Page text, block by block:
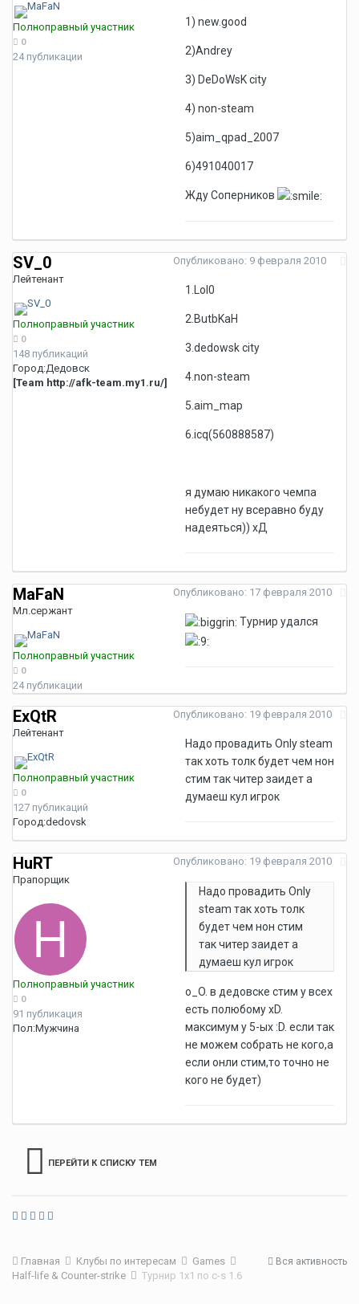
Полноправный участник
0
24 публикации
1) new.good
2)Andrey
3) DeDoWsK city
4) non-steam
5)aim_qpad_2007
6)491040017
Жду Соперников
SV_0
Лейтенант
Полноправный участник
0
148 публикаций
Город:Дедовск
[Team http://afk-team.my1.ru/]
Опубликовано: 9 февраля 2010
1.Lol0
2.ButbKaH
3.dedowsk city
4.non-steam
5.aim_map
6.icq(560888587)
я думаю никакого чемпа
небудет ну всеравно буду
надеяться)) хД
MaFaN
Мл.сержант
Полноправный участник
0
24 публикации
Опубликовано: 17 февраля 2010
Турнир удался
ExQtR
Лейтенант
Полноправный участник
0
127 публикаций
Город:dedovsk
Опубликовано: 19 февраля 2010
Надо провадить Only steam
так хоть толк будет чем нон
стим так читер заидет а
думаеш кул игрок
HuRT
Прапорщик
Полноправный участник
0
91 публикация
Пол:Мужчина
Опубликовано: 19 февраля 2010
Надо провадить Only
steam так хоть толк
будет чем нон стим
так читер заидет а
думаеш кул игрок
o_O. в дедовске стим у всех
есть полюбому xD.
максимум у 5-ых :D. если так
не можем собрать не кого,а
если онли стим,то точно не
кого не будет)
ПЕРЕЙТИ К СПИСКУ ТЕМ
Вся активность
Главная Клубы по интересам
Games
Half-life & Counter-strike
Турнир 1х1 по c-s 1.6